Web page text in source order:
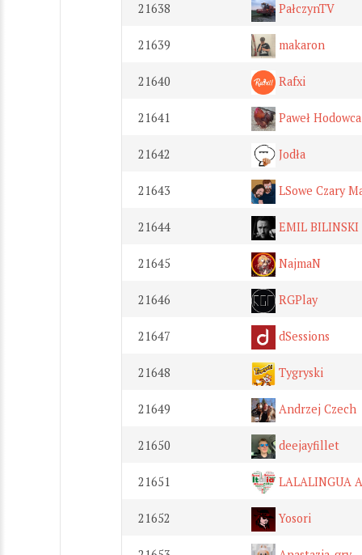
21638 PałczynTV
21639 makaron
21640 Rafxi
21641 Paweł
21642 Jodła
21643 LSowe Czary
21644 EMIL BILINSKI
21645 NajmaN
21646 RGPlay
21647 dSessions
21648 Tygryski
21649 Andrzej Czech
21650 deejayfillet
21651 LALALINGUA
21652 Yosori